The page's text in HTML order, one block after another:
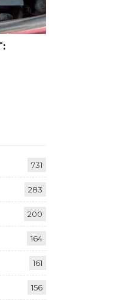
731
283
200
164
161
156